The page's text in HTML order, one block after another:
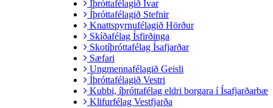
Íþróttafélagið Ívar
Íþróttafélagið Stefnir
Knattspyrnufélagið Hörður
Skíðafélag Ísfirðinga
Skotíþróttafélag Ísafjarðar
Sæfari
Ungmennafélagið Geisli
Íþróttafélagið Vestri
Kubbi, íþróttafélag eldri borgara í Ísafjarðarbæ
Klifurfélag Vestfjarða